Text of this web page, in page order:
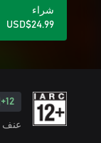
شراء
USD$24.99
12+
عنف